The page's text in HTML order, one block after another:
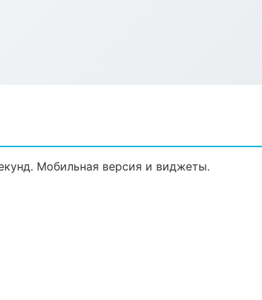
Мобильная версия и виджеты.